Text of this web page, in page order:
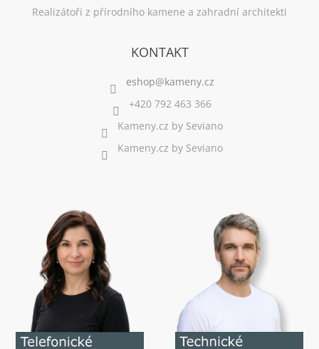
Realizátoři z přírodního kamene a zahradní architekti
KONTAKT
+420 792 463 366
Kameny.cz by Seviano
Kameny.cz by Seviano